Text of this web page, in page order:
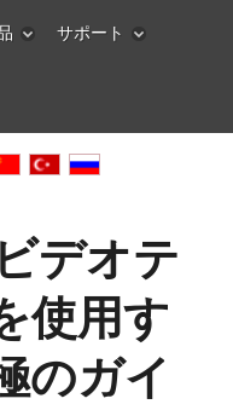
サポート
デオテ
使用す
のガイ